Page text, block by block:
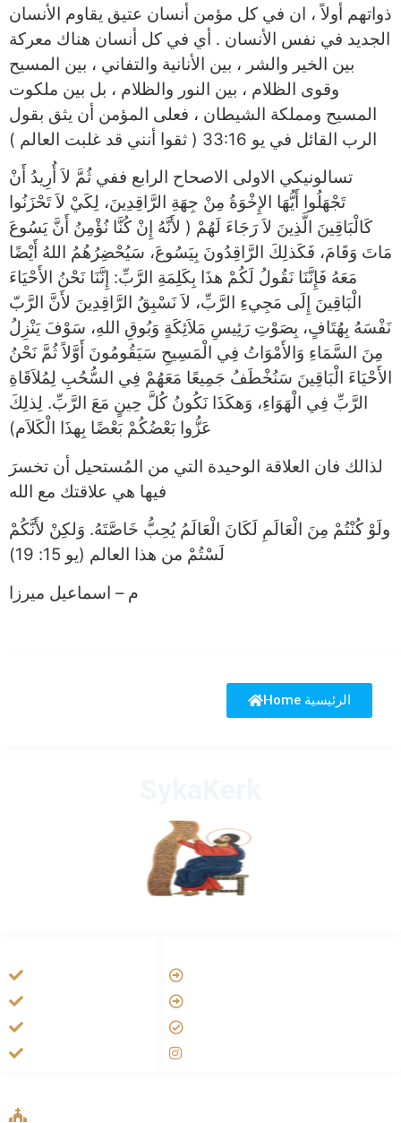
ذواتهم أولاً ، ان في كل مؤمن أنسان عتيق يقاوم الأنسان
الجديد في نفس الأنسان . أي في كل أنسان هناك معركة
بين الخير والشر ، بين الأنانية والتفاني ، بين المسيح
وقوى الظلام ، بين النور والظلام ، بل بين ملكوت
المسيح ومملكة الشيطان ، فعلى المؤمن أن يثق بقول
الرب القائل في يو 33:16 ( ثقوا أنني قد غلبت العالم )
تسالونيكي الاولى الاصحاح الرابع ففي ثُمَّ لاَ أُرِيدُ أَنْ
تَجْهَلُوا أَيُّهَا الإِخْوَةُ مِنْ جِهَةِ الرَّاقِدِينَ، لِكَيْ لاَ تَحْزَنُوا
كَالْبَاقِينَ الَّذِينَ لاَ رَجَاءَ لَهُمْ ( لأَنَّهُ إِنْ كُنَّا نُؤْمِنُ أَنَّ يَسُوعَ
مَاتَ وَقَامَ، فَكَذلِكَ الرَّاقِدُونَ بِيَسُوعَ، سَيُحْضِرُهُمُ اللهُ أَيْضًا
مَعَهُ فَإِنَّنَا نَقُولُ لَكُمْ هذَا بِكَلِمَةِ الرَّبِّ: إِنَّنَا نَحْنُ الأَحْيَاءَ
الْبَاقِينَ إِلَى مَجِيءِ الرَّبِّ، لاَ نَسْبِقُ الرَّاقِدِينَ لأَنَّ الرَّبّ
نَفْسَهُ بِهُتَافٍ، بِصَوْتِ رَئِيسِ مَلاَئِكَةٍ وَبُوقِ اللهِ، سَوْفَ يَنْزِلُ
مِنَ السَّمَاءِ وَالأَمْوَاتُ فِي الْمَسِيحِ سَيَقُومُونَ أَوَّلاً ثُمَّ نَحْنُ
الأَحْيَاءَ الْبَاقِينَ سَنُخْطَفُ جَمِيعًا مَعَهُمْ فِي السُّحُبِ لِمُلاَقَاةِ
الرَّبِّ فِي الْهَوَاءِ، وَهكَذَا نَكُونُ كُلَّ حِينٍ مَعَ الرَّبِّ. لِذلِكَ
عَزُّوا بَعْضُكُمْ بَعْضًا بِهذَا الْكَلاَم)
لذالك فان العلاقة الوحيدة التي من المُستحيل أن تخسرَ
فيها هي علاقتك مع الله
ولَوْ كُنْتُمْ مِنَ الْعَالَمِ لَكَانَ الْعَالَمُ يُحِبُّ خَاصَّتَهُ. وَلكِنْ لأَنَّكُمْ
لَسْتُمْ من هذا العالم (يو 15: 19)
م – اسماعيل ميرزا
Home الرئيسية